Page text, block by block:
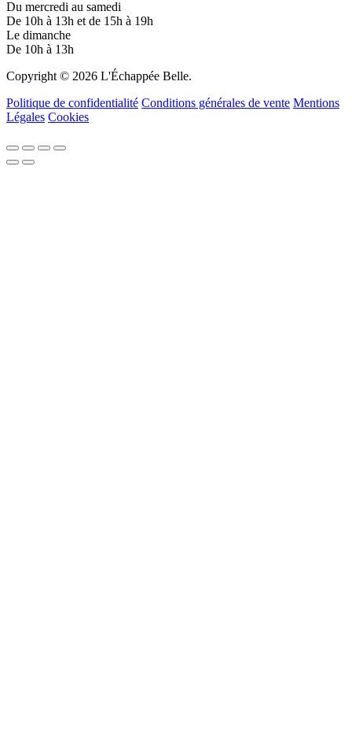
Du mercredi au samedi
De 10h à 13h et de 15h à 19h
Le dimanche
De 10h à 13h
Copyright © 2026 L'Échappée Belle.
Politique de confidentialité Conditions générales de vente Mentions
Légales Cookies